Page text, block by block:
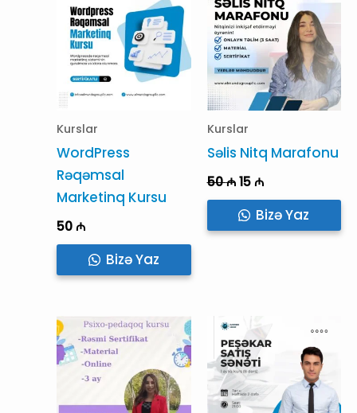
Kurslar
WordPress
Rəqəmsal
Marketinq Kursu
50₼
Bizə Yaz
Kurslar
Səlis Nitq Marafonu
50₼ Original
was:
50 ₼.
15₼Current
is:
15 ₼.
Bizə Yaz